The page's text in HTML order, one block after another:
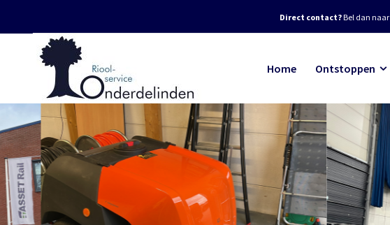
Direct contact?Bel dan naar
Home Ontstoppen